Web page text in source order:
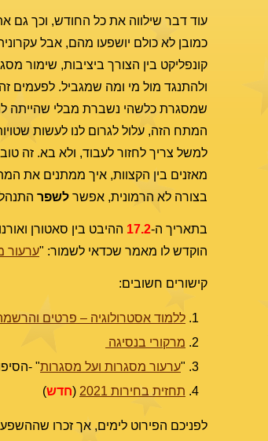
עוד דבר שילווה את כל החודש, וכך גם
כמובן לא כולם יושפעו מהם, אבל
קונפליקט בין הצורך ביציבות, שימור
ולהתנגד מול מי ומה שמגביל. לפעמים
שמסגרת כלשהי נשברת מבלי שהייתה
המתח הזה, עלול לגרום לנו לעשות
למשל צריך לחזור לעבוד, ולא בא. זה
מאזנים בין הקצוות, איך ממתנים את
בצורה לא הרמונית, אפשר לשפר
בתאריך ה-17.2 ההיבט בין סאטורן
הוקדש לו מאמר שכדאי לשמור: "ערעור
קישורים חשובים:
ללמוד אסטרולוגיה – פרטים
מרקורי בנסיגה
"ערעור מסגרות ועל מסגרות" -הסיפור
תחזית בחירות 2021
(חדש)
לפניכם הפירוט לימים, אך זכרו